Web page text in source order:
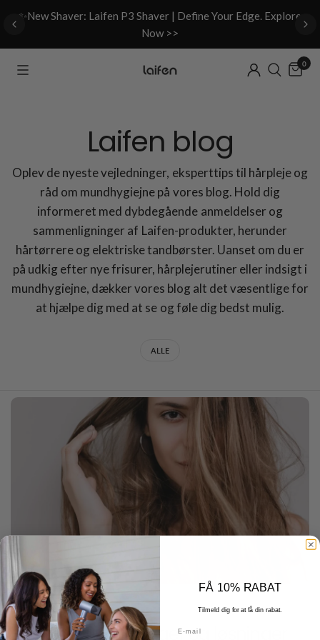
✨New Shaver: Laifen P3 Shaver | Define Your Edge. Explore
Now >>
0
Laifen blog
Oplev de nyeste vejledninger, eksperttips til hårpleje og
råd om mundhygiejne på vores blog. Hold dig
informeret med dybdegående anmeldelser og
sammenligninger af Laifen-produkter, herunder
hårtørrere og elektriske tandbørster. Uanset om du er
på udkig efter nye frisurer, hårplejerutiner eller indsigt i
mundhygiejne, dækker vores blog alt det væsentlige for
at hjælpe dig med at se og føle dig bedst mulig.
ALLE
DECEMBER 22 2025
Hvad er krus? Årsager og løsninger
FÅ 10% RABAT
Tilmeld dig for at få din rabat.